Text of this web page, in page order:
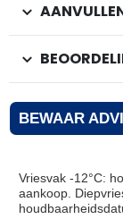
BEWAAR
Vriesvak -12°C:
aankoop.